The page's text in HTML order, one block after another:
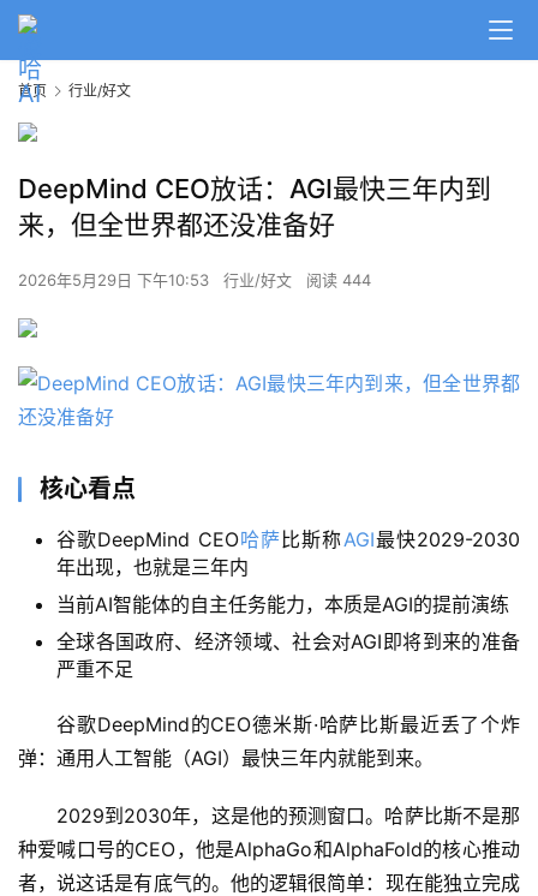
首页 行业/好文
DeepMind CEO放话：AGI最快三年内到
来，但全世界都还没准备好
2026年5月29日 下午10:53 行业/好文 阅读 444
核心看点
谷歌DeepMind CEO哈萨 比斯称AGI最快2029-2030
年出现，也就是三年内
当前AI智能体的自主任务能力，本质是AGI的提前演练
全球各国政府、经济领域、社会对AGI即将到来的准备
严重不足
谷歌DeepMind的CEO德米斯·哈萨比斯最近丢了个炸
弹：通用人工智能（AGI）最快三年内就能到来。
2029到2030年，这是他的预测窗口。哈萨比斯不是那
种爱喊口号的CEO，他是AlphaGo和AlphaFold的核心推动
者，说这话是有底气的。他的逻辑很简单：现在能独立完成